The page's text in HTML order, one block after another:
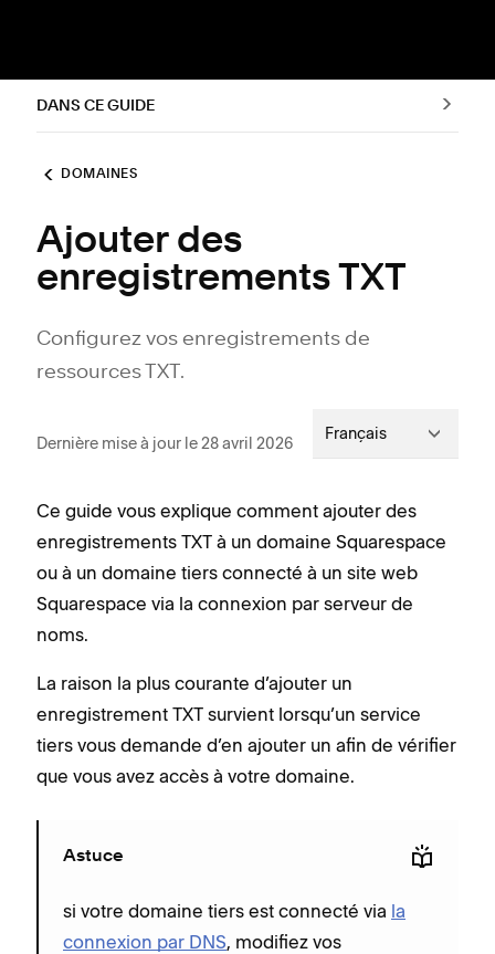
DANS CE GUIDE
DOMAINES
Ajouter des
enregistrements TXT
Configurez vos enregistrements de
ressources TXT.
Dernière mise à jour le 28 avril 2026 Français
Ce guide vous explique comment ajouter des
enregistrements TXT à un domaine Squarespace
ou à un domaine tiers connecté à un site web
Squarespace via la connexion par serveur de
noms.
La raison la plus courante d’ajouter un
enregistrement TXT survient lorsqu’un service
tiers vous demande d’en ajouter un afin de vérifier
que vous avez accès à votre domaine.
Astuce
si votre domaine tiers est connecté via la
connexion par DNS, modifiez vos